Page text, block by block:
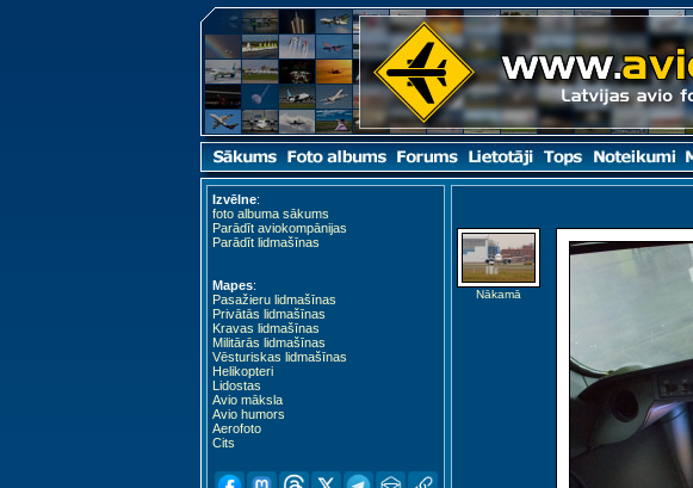
Izvēlne:
foto albuma sākums
Parādīt aviokompānijas
Parādīt lidmašīnas
Mapes:
Pasažieru lidmašīnas
Privātās lidmašīnas
Kravas lidmašīnas
Militārās lidmašīnas
Vēsturiskas lidmašīnas
Helikopteri
Lidostas
Avio māksla
Avio humors
Aerofoto
Cits
Nākamā